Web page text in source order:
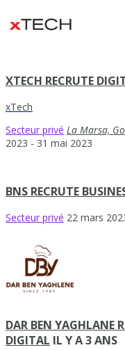
XTECH RECRUTE
xTech
Secteur privé La Marsa,
2023 - 31 mai 2023
BNS RECRUTE
Secteur privé 22 mars
DAR BEN YAGHLANE
DIGITAL IL Y A 3 ANS